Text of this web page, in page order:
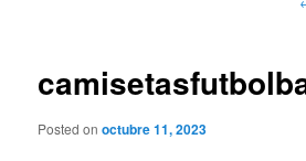
Posted onoctubre 11, 2023